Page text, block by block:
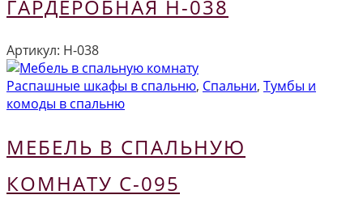
ГАРДЕРОБНАЯ Н-038
Артикул: Н-038
Распашные шкафы в спальню, Спальни, Тумбы и
комоды в спальню
МЕБЕЛЬ В СПАЛЬНУЮ
КОМНАТУ С-095